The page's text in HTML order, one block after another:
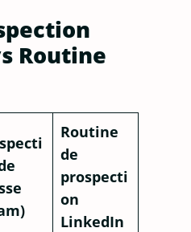
Routine
Routine
de
prospecti
on
LinkedIn